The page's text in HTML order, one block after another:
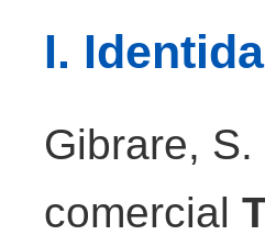
I.
Gibrare,
comercial